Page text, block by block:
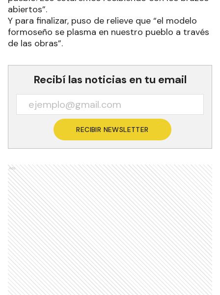
abiertos”.
Y para finalizar, puso de relieve que “el modelo
formoseño se plasma en nuestro pueblo a través
de las obras”.
Recibí las noticias en tu email
RECIBIR NEWSLETTER
Ads